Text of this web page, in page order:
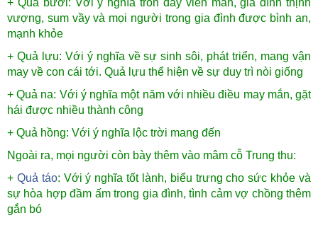
+ Quả bưởi: Với ý nghĩa tròn đầy viên mãn, gia đình thịnh
vượng, sum vầy và mọi người trong gia đình được bình an,
mạnh khỏe
+ Quả lựu: Với ý nghĩa về sự sinh sôi, phát triển, mang vận
may về con cái tới. Quả lựu thể hiện về sự duy trì nòi giống
+ Quả na: Với ý nghĩa một năm với nhiều điều may mắn, gặt
hái được nhiều thành công
+ Quả hồng: Với ý nghĩa lộc trời mang đến
Ngoài ra, mọi người còn bày thêm vào mâm cỗ Trung thu:
+ Quả táo: Với ý nghĩa tốt lành, biểu trưng cho sức khỏe và
sự hòa hợp đầm ấm trong gia đình, tình cảm vợ chồng thêm
gắn bó